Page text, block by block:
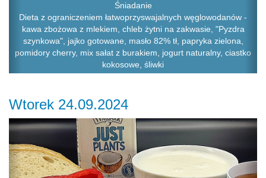
Śniadanie
Dieta z ograniczeniem łatwoprzyswajalnych węglowodanów -
kawa zbożowa z mlekiem, chleb żytni na zakwasie, "Pyzdra
szynkowa", jajko gotowane, masło 82% tł, papryka zielona,
pomidory cherry, mix sałat z burakiem, jogurt naturalny, ciastko
kokosowe, śliwki
Wtorek 24.09.2024
Previous